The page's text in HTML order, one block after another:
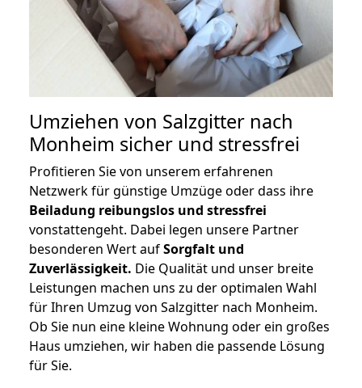
Umziehen von Salzgitter nach
Monheim sicher und stressfrei
Profitieren Sie von unserem erfahrenen
Netzwerk für günstige Umzüge oder dass ihre
Beiladung reibungslos und stressfrei
vonstattengeht. Dabei legen unsere Partner
besonderen Wert aufSorgfalt und
Zuverlässigkeit. Die Qualität und unser breite
Leistungen machen uns zu der optimalen Wahl
für Ihren Umzug von Salzgitter nach Monheim.
Ob Sie nun eine kleine Wohnung oder ein großes
Haus umziehen, wir haben die passende Lösung
für Sie.